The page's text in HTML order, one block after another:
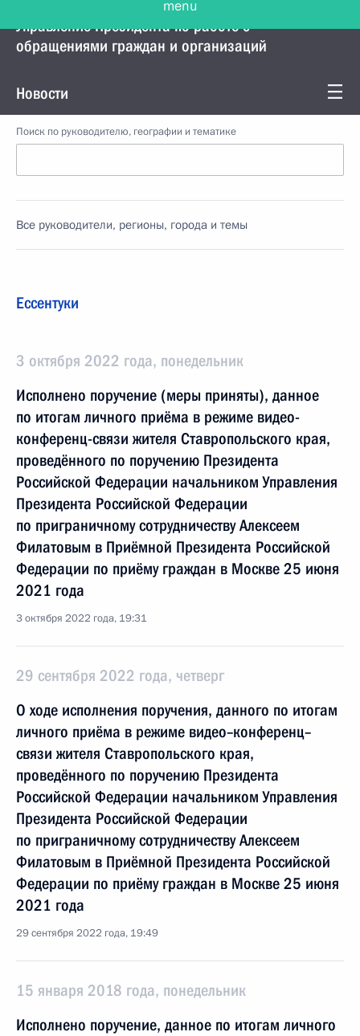
Управление Президента по работе с
обращениями граждан и организаций
Новости
Поиск по руководителю, географии и тематике
Все руководители, регионы, города и темы
Ессентуки
3 октября 2022 года, понедельник
Исполнено поручение (меры приняты), данное
по итогам личного приёма в режиме видео-
конференц-связи жителя Ставропольского края,
проведённого по поручению Президента
Российской Федерации начальником Управления
Президента Российской Федерации
по приграничному сотрудничеству Алексеем
Филатовым в Приёмной Президента Российской
Федерации по приёму граждан в Москве 25 июня
2021 года
3 октября 2022 года, 19:31
29 сентября 2022 года, четверг
О ходе исполнения поручения, данного по итогам
личного приёма в режиме видео–конференц–
связи жителя Ставропольского края,
проведённого по поручению Президента
Российской Федерации начальником Управления
Президента Российской Федерации
по приграничному сотрудничеству Алексеем
Филатовым в Приёмной Президента Российской
Федерации по приёму граждан в Москве 25 июня
2021 года
29 сентября 2022 года, 19:49
15 января 2018 года, понедельник
Исполнено поручение, данное по итогам личного